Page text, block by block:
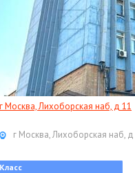
г Москва, Лихоборская наб, д 11
г Москва, Лихоборская наб,
Класс